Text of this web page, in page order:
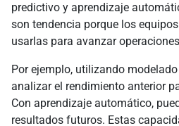
predictivo y aprendizaje
son tendencia porque los
usarlas para avanzar
Por ejemplo, utilizando
analizar el rendimiento anterior
Con aprendizaje automático,
resultados futuros. Estas